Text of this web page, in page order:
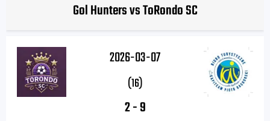
Gol Hunters vs ToRondo SC
2026-03-07
(16)
2-9